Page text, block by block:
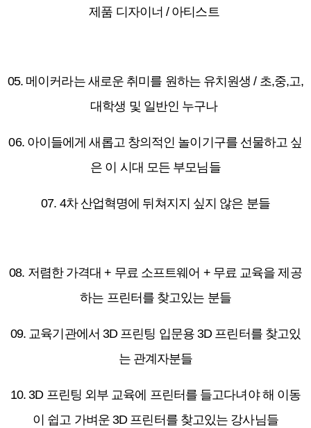
제품 디자이너 / 아티스트
05. 메이커라는 새로운 취미를 원하는 유치원생 / 초,중,고,
대학생 및 일반인 누구나
06. 아이들에게 새롭고 창의적인 놀이기구를 선물하고 싶
은 이 시대 모든 부모님들
07. 4차 산업혁명에 뒤쳐지지 싶지 않은 분들
08. 저렴한 가격대 + 무료 소프트웨어 + 무료 교육을 제공
하는 프린터를 찾고있는 분들
09. 교육기관에서 3D 프린팅 입문용 3D 프린터를 찾고있
는 관계자분들
10. 3D 프린팅 외부 교육에 프린터를 들고다녀야 해 이동
이 쉽고 가벼운 3D 프린터를 찾고있는 강사님들